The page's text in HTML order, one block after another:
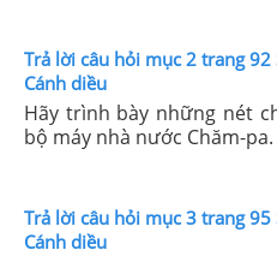
Trả lời câu hỏi mục 2 trang 92
Cánh diều
Hãy trình bày những nét
bộ máy nhà nước Chăm-pa.
Trả lời câu hỏi mục 3 trang 95
Cánh diều